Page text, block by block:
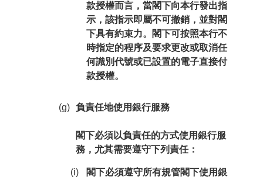
款授權而言，當閣下向本行發出指
示，該指示即屬不可撤銷，並對閣
下具有約束力。閣下可按照本行不
時指定的程序及要求更改或取消任
何識別代號或已設置的電子直接付
款授權。
(g) 負責任地使用銀行服務
閣下必須以負責任的方式使用銀行服
務，尤其需要遵守下列責任：
(i)
閣下必須遵守所有規管閣下使用銀